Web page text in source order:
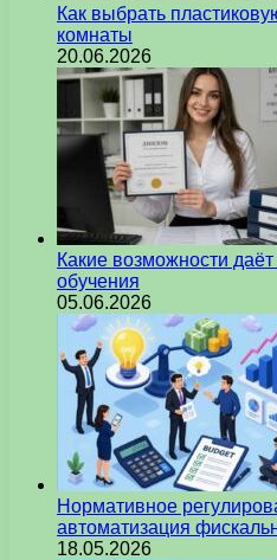
Как выбрать
комнаты
20.06.2026
Какие возможности
обучения
05.06.2026
Нормативное
автоматизация
18.05.2026